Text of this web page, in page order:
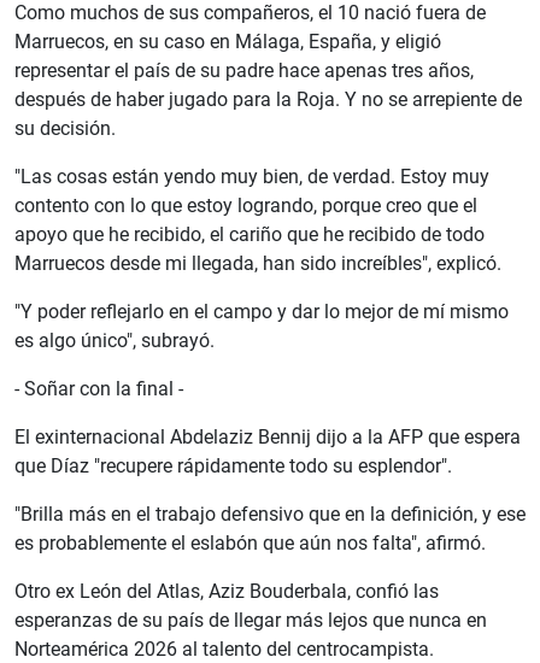
Como muchos de sus compañeros, el 10 nació fuera de
Marruecos, en su caso en Málaga, España, y eligió
representar el país de su padre hace apenas tres años,
después de haber jugado para la Roja. Y no se arrepiente de
su decisión.
"Las cosas están yendo muy bien, de verdad. Estoy muy
contento con lo que estoy logrando, porque creo que el
apoyo que he recibido, el cariño que he recibido de todo
Marruecos desde mi llegada, han sido increíbles", explicó.
"Y poder reflejarlo en el campo y dar lo mejor de mí mismo
es algo único", subrayó.
- Soñar con la final -
El exinternacional Abdelaziz Bennij dijo a la AFP que espera
que Díaz "recupere rápidamente todo su esplendor".
"Brilla más en el trabajo defensivo que en la definición, y ese
es probablemente el eslabón que aún nos falta", afirmó.
Otro ex León del Atlas, Aziz Bouderbala, confió las
esperanzas de su país de llegar más lejos que nunca en
Norteamérica 2026 al talento del centrocampista.